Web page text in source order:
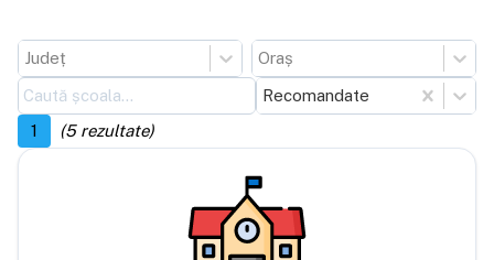
Județ
Oraș
Recomandate
1
(5rezultate)